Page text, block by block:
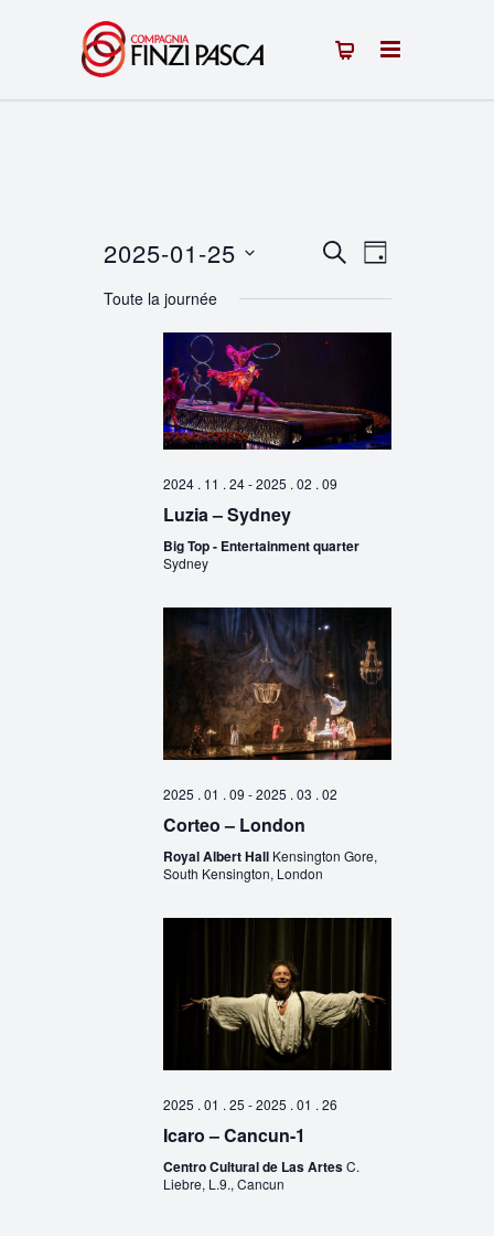
Recherche
et
navigation
vues
Évènements
RECHERCHE
Navigation
de
vues
JOUR
2025-01-25
une
Toute la journée
2024 . 11 . 24-2025 . 02 . 09
Luzia – Sydney
Big Top - Entertainment quarter
Sydney
2025 . 01 . 09 -2025 . 03 . 02
Corteo – London
Royal Albert Hall Kensington Gore,
South Kensington, London
2025 . 01 . 25 -2025 . 01 . 26
Icaro – Cancun-1
Centro Cultural de Las ArtesC.
Liebre, L.9., Cancun